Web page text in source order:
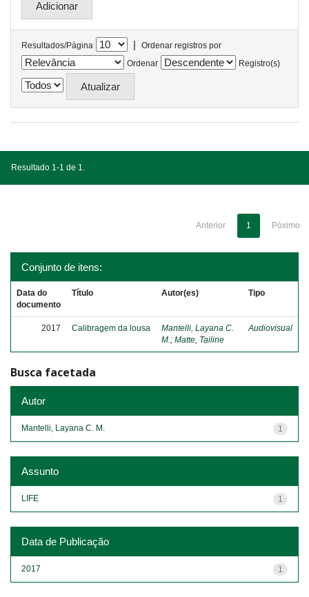
Resultados/Página |
Ordenar registros por
Ordenar
Registro(s)
Resultado 1-1 de 1.
Anterior 1 Póximo
Conjunto de itens:
Data do
documento
Título Autor(es) Tipo
2017 Calibragem da lousa
Mantelli, Layana C.
M.; Matte, Tailine
Audiovisual
Busca facetada
Autor
1
Mantelli, Layana C. M.
Assunto
1
LIFE
Data de Publicação
1
2017